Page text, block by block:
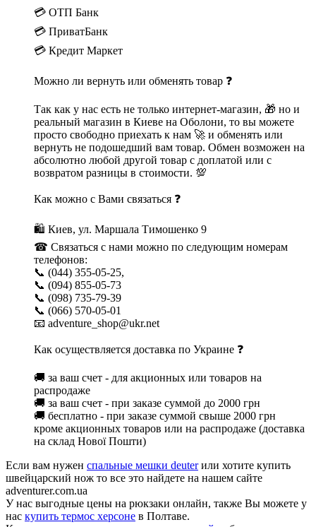
💳 ОТП Банк
💳 ПриватБанк
💳 Кредит Маркет
Можно ли вернуть или обменять товар ❓
Так как у нас есть не только интернет-магазин, 🎁 но и
реальный магазин в Киеве на Оболони, то вы можете
просто свободно приехать к нам 🚀 и обменять или
вернуть не подошедший вам товар. Обмен возможен на
абсолютно любой другой товар с доплатой или с
возвратом разницы в стоимости. 💯
Как можно с Вами связаться ❓
🛍 Киев, ул. Маршала Тимошенко 9
☎ Связаться с нами можно по следующим номерам
телефонов:
📞 (044) 355-05-25,
📞 (094) 855-05-73
📞 (098) 735-79-39
📞 (066) 570-05-01
📧 adventure_shop@ukr.net
Как осуществляется доставка по Украине ❓
🚚 за ваш счет - для акционных или товаров на
распродаже
🚚 за ваш счет - при заказе суммой до 2000 грн
🚚 бесплатно - при заказе суммой свыше 2000 грн
кроме акционных товаров или на распродаже (доставка
на склад Нової Пошти)
Если вам нужен спальные мешки deuterили хотите купить
швейцарский нож то все это найдете на нашем сайте
adventurer.com.ua
У нас выгодные цены на рюкзаки онлайн, также Вы можете у
нас купить термос херсоне в Полтаве.